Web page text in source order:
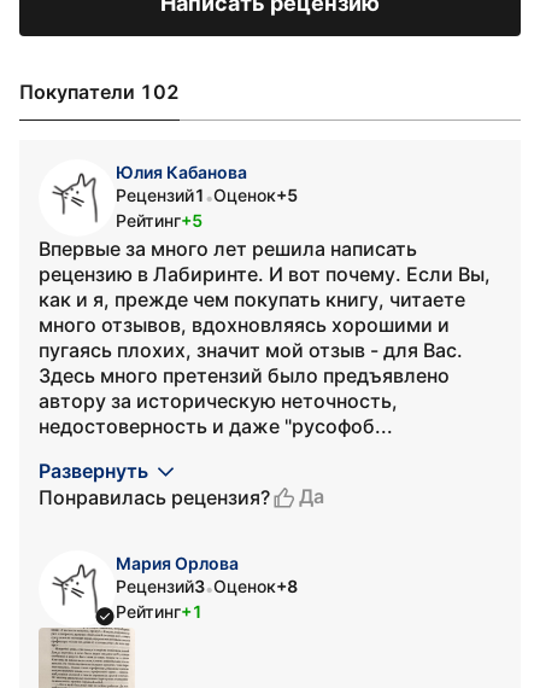
Покупатели 102
Юлия Кабанова
Рецензий1 •Оценок+5
Рейтинг+5
Впервые за много лет решила написать
рецензию в Лабиринте. И вот почему. Если Вы,
как и я, прежде чем покупать книгу, читаете
много отзывов, вдохновляясь хорошими и
пугаясь плохих, значит мой отзыв - для Вас.
Здесь много претензий было предъявлено
автору за историческую неточность,
недостоверность и даже "русофоб...
Развернуть
Понравилась рецензия?
Да
Мария Орлова
Рецензий3•Оценок+8
Рейтинг+1